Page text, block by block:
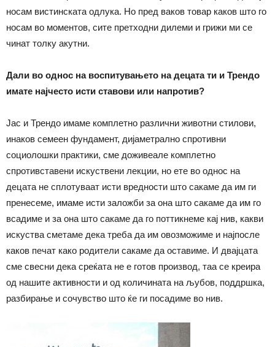
носам вистинската одлука. Но пред ваков товар каков што го
носам во моментов, сите претходни дилеми и грижи ми се
чинат толку акутни.
Дали во однос на воспитувањето на децата ти и Трендо
имате најчесто исти ставови или напротив?
Јас и Трендо имаме комплетно различни животни стилови,
инаков семеен фундамент, дијаметрално спротивни
социолошки практики, сме доживеале комплетно
спротивставени искуствени лекции, но ете во однос на
децата не сплотуваат исти вредности што сакаме да им ги
пренесеме, имаме исти заложби за она што сакаме да им го
всадиме и за она што сакаме да го поттикнеме кај нив, какви
искуства сметаме дека треба да им овозможиме и најпосле
каков печат како родители сакаме да оставиме. И двајцата
сме свесни дека среќата не е готов производ, таа се креира
од нашите активности и од количината на љубов, поддршка,
разбирање и сочувство што ќе ги посадиме во нив.